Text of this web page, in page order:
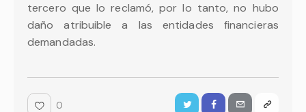
tercero que lo reclamó, por lo tanto, no hubo
daño atribuible a las entidades financieras
demandadas.
0